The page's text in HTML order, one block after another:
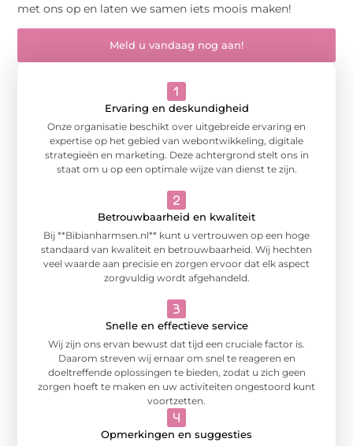
met ons op en laten we samen iets moois maken!
Meld u vandaag nog aan!
Ervaring en deskundigheid
Onze organisatie beschikt over uitgebreide ervaring en
expertise op het gebied van webontwikkeling, digitale
strategieën en marketing. Deze achtergrond stelt ons in
staat om u op een optimale wijze van dienst te zijn.
Betrouwbaarheid en kwaliteit
Bij **Bibianharmsen.nl** kunt u vertrouwen op een hoge
standaard van kwaliteit en betrouwbaarheid. Wij hechten
veel waarde aan precisie en zorgen ervoor dat elk aspect
zorgvuldig wordt afgehandeld.
Snelle en effectieve service
Wij zijn ons ervan bewust dat tijd een cruciale factor is.
Daarom streven wij ernaar om snel te reageren en
doeltreffende oplossingen te bieden, zodat u zich geen
zorgen hoeft te maken en uw activiteiten ongestoord kunt
voortzetten.
Opmerkingen en suggesties